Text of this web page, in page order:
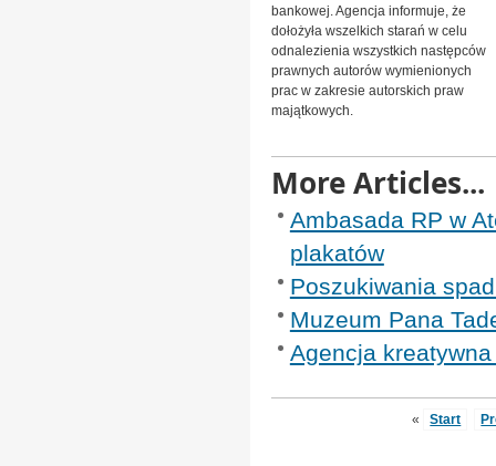
bankowej. Agencja informuje, że
dołożyła wszelkich starań w celu
odnalezienia wszystkich następców
prawnych autorów wymienionych
prac w zakresie autorskich praw
majątkowych.
More Articles...
Ambasada RP w
plakatów
Poszukiwania
Muzeum Pana
Agencja
« Start